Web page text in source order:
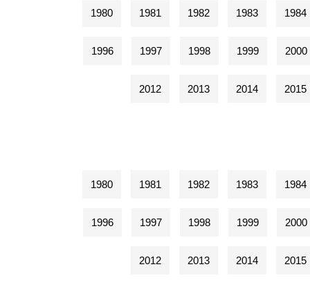
1980 1981 1982 1983 1984
1996 1997 1998 1999 2000
2012 2013 2014 2015
1980 1981 1982 1983 1984
1996 1997 1998 1999 2000
2012 2013 2014 2015